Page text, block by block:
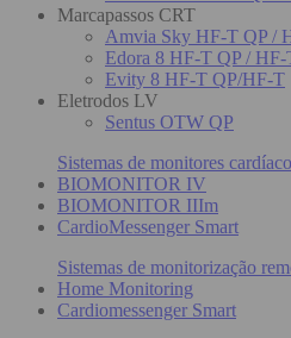
Marcapassos CRT
Amvia Sky HF-T QP /
Edora 8 HF-T QP / HF-
Evity 8 HF-T QP/HF-T
Eletrodos LV
Sentus OTW QP
Sistemas de monitores
BIOMONITOR IV
BIOMONITOR IIIm
CardioMessenger Smart
Sistemas de monitorização
Home Monitoring
Cardiomessenger Smart